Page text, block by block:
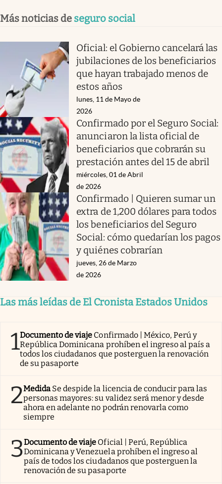
Más noticias de seguro social
Oficial: el Gobierno cancelará las
jubilaciones de los beneficiarios
que hayan trabajado menos de
estos años
lunes, 11 de Mayo de
2026
Confirmado por el Seguro Social:
anunciaron la lista oficial de
beneficiarios que cobrarán su
prestación antes del 15 de abril
miércoles, 01 de Abril
de 2026
Confirmado | Quieren sumar un
extra de 1,200 dólares para todos
los beneficiarios del Seguro
Social: cómo quedarían los pagos
y quiénes cobrarían
jueves, 26 de Marzo
de 2026
Las más leídas de El Cronista Estados Unidos
1Documento de viaje Confirmado | México, Perú y
República Dominicana prohíben el ingreso al país a
todos los ciudadanos que posterguen la renovación
de su pasaporte
2Medida Se despide la licencia de conducir para las
personas mayores: su validez será menor y desde
ahora en adelante no podrán renovarla como
siempre
3Documento de viaje Oficial | Perú, República
Dominicana y Venezuela prohíben el ingreso al
país de todos los ciudadanos que posterguen la
renovación de su pasaporte